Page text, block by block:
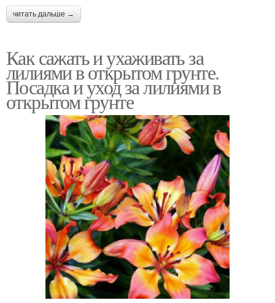
читать дальше →
Как сажать и ухаживать за
лилиями в открытом грунте.
Посадка и уход за лилиями в
открытом грунте